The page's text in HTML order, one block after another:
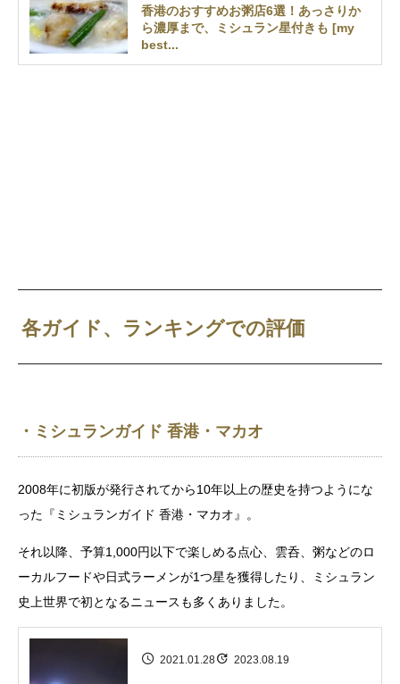
香港のおすすめお粥店6選！あっさりか
ら濃厚まで、ミシュラン星付きも [my
best...
各ガイド、ランキングでの評価
・ミシュランガイド 香港・マカオ
2008年に初版が発行されてから10年以上の歴史を持つようにな
った『ミシュランガイド 香港・マカオ』。
それ以降、予算1,000円以下で楽しめる点心、雲呑、粥などのロ
ーカルフードや日式ラーメンが1つ星を獲得したり、ミシュラン
史上世界で初となるニュースも多くありました。
2021.01.28 2023.08.19